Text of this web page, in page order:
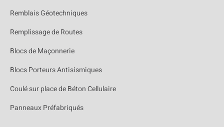
Remblais Géotechniques
Remplissage de Routes
Blocs de Maçonnerie
Blocs Porteurs Antisismiques
Coulé sur place de Béton Cellulaire
Panneaux Préfabriqués